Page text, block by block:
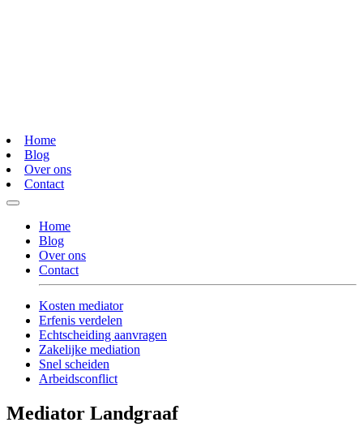
Home
Blog
Over ons
Contact
Home
Blog
Over ons
Contact
Kosten mediator
Erfenis verdelen
Echtscheiding aanvragen
Zakelijke mediation
Snel scheiden
Arbeidsconflict
Mediator Landgraaf